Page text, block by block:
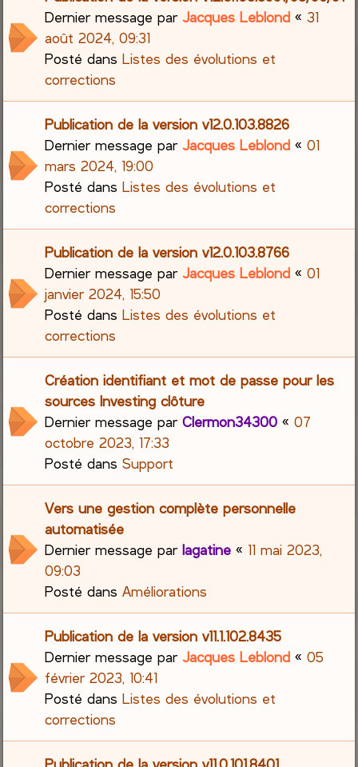
Dernier message parJacques Leblond «31
août 2024, 09:31
Posté dansListes des évolutions et
corrections
Publication de la version v12.0.103.8826
Dernier message parJacques Leblond «01
mars 2024, 19:00
Posté dansListes des évolutions et
corrections
Publication de la version v12.0.103.8766
Dernier message parJacques Leblond «01
janvier 2024, 15:50
Posté dansListes des évolutions et
corrections
Création identifiant et mot de passe pour les
sources Investing clôture
Dernier message parClermon34300 «07
octobre 2023, 17:33
Posté dansSupport
Vers une gestion complète personnelle
automatisée
Dernier message parlagatine « 11 mai 2023,
09:03
Posté dansAméliorations
Publication de la version v11.1.102.8435
Dernier message parJacques Leblond «05
février 2023, 10:41
Posté dansListes des évolutions et
corrections